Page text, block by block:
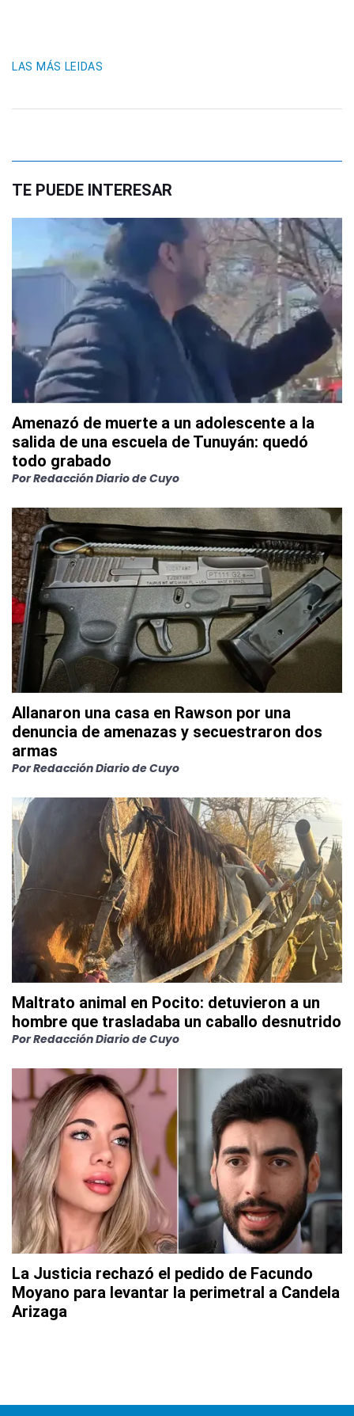
LAS MÁS LEIDAS
TE PUEDE INTERESAR
Amenazó de muerte a un adolescente a la
salida de una escuela de Tunuyán: quedó
todo grabado
PorRedacción Diario de Cuyo
Allanaron una casa en Rawson por una
denuncia de amenazas y secuestraron dos
armas
PorRedacción Diario de Cuyo
Maltrato animal en Pocito: detuvieron a un
hombre que trasladaba un caballo desnutrido
PorRedacción Diario de Cuyo
La Justicia rechazó el pedido de Facundo
Moyano para levantar la perimetral a Candela
Arizaga